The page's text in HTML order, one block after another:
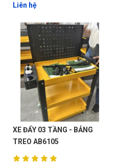
Liên hệ
XE ĐẨY 03 TẦNG - BẢNG
TREO AB6105